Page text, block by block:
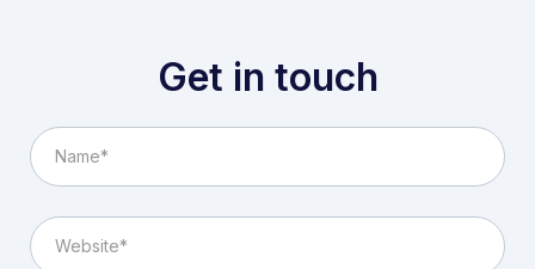
Get in touch